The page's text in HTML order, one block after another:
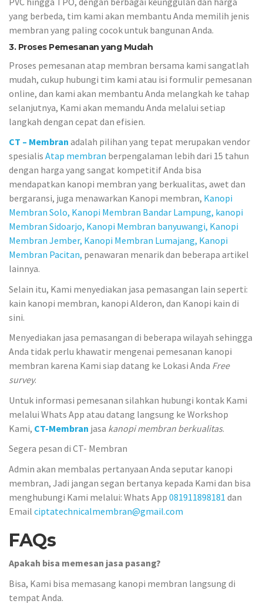
yang berbeda, tim kami akan membantu Anda memilih jenis
membran yang paling cocok untuk bangunan Anda.
3. Proses Pemesanan yang Mudah
Proses pemesanan atap membran bersama kami sangatlah
mudah, cukup hubungi tim kami atau isi formulir pemesanan
online, dan kami akan membantu Anda melangkah ke tahap
selanjutnya, Kami akan memandu Anda melalui setiap
langkah dengan cepat dan efisien.
CT – Membran adalah pilihan yang tepat merupakan vendor
spesialis Atap membran berpengalaman lebih dari 15 tahun
dengan harga yang sangat kompetitif Anda bisa
mendapatkan kanopi membran yang berkualitas, awet dan
bergaransi, juga menawarkan Kanopi membran, Kanopi
Membran Solo, Kanopi Membran Bandar Lampung, kanopi
Membran Sidoarjo, Kanopi Membran banyuwangi, Kanopi
Membran Jember, Kanopi Membran Lumajang, Kanopi
Membran Pacitan, penawaran menarik dan beberapa artikel
lainnya.
Selain itu, Kami menyediakan jasa pemasangan lain seperti:
kain kanopi membran, kanopi Alderon, dan Kanopi kain di
sini.
Menyediakan jasa pemasangan di beberapa wilayah sehingga
Anda tidak perlu khawatir mengenai pemesanan kanopi
membran karena Kami siap datang ke Lokasi Anda Free
survey.
Untuk informasi pemesanan silahkan hubungi kontak Kami
melalui Whats App atau datang langsung ke Workshop
Kami, CT-Membran jasa kanopi membran berkualitas.
Segera pesan di CT- Membran
Admin akan membalas pertanyaan Anda seputar kanopi
membran, Jadi jangan segan bertanya kepada Kami dan bisa
menghubungi Kami melalui: Whats App 081911898181 dan
Email ciptatechnicalmembran@gmail.com
FAQs
Apakah bisa memesan jasa pasang?
Bisa, Kami bisa memasang kanopi membran langsung di
tempat Anda.